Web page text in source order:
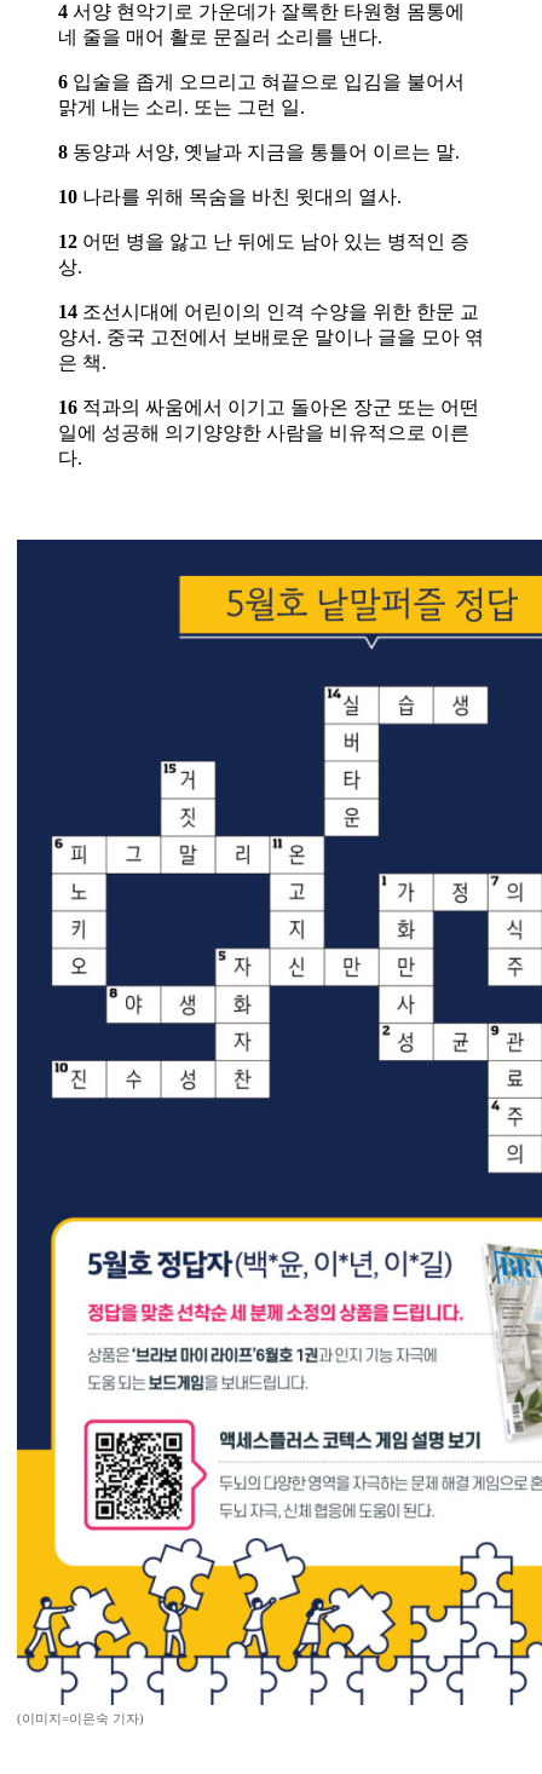
4 서양 현악기로 가운데가 잘록한 타원형 몸통에
네 줄을 매어 활로 문질러 소리를 낸다.
6 입술을 좁게 오므리고 혀끝으로 입김을 불어서
맑게 내는 소리. 또는 그런 일.
8 동양과 서양, 옛날과 지금을 통틀어 이르는 말.
10 나라를 위해 목숨을 바친 윗대의 열사.
12 어떤 병을 앓고 난 뒤에도 남아 있는 병적인 증
상.
14 조선시대에 어린이의 인격 수양을 위한 한문 교
양서. 중국 고전에서 보배로운 말이나 글을 모아 엮
은 책.
16 적과의 싸움에서 이기고 돌아온 장군 또는 어떤
일에 성공해 의기양양한 사람을 비유적으로 이른
다.
(이미지=이은숙 기자)